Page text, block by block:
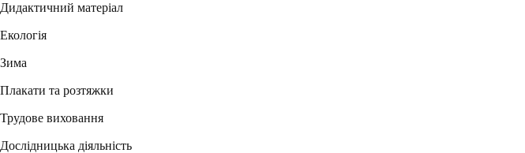
Дидактичний матеріал
Екологія
Зима
Плакати та розтяжки
Трудове виховання
Дослідницька діяльність